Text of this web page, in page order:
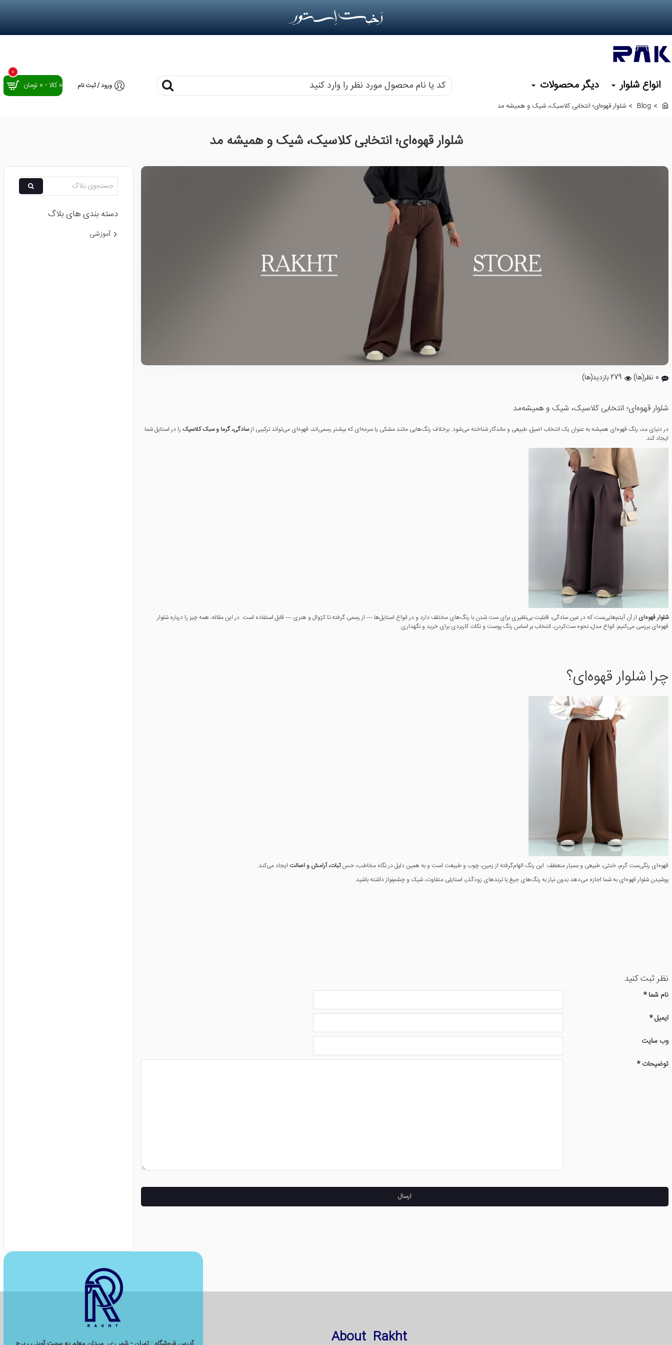
انواع شلوار دیگر محصولات
کد
مورد
نظر
وارد
ورود / ثبت نام 0 کالا - 0 تومان
0
شلوار قهوه‌ای؛ انتخابی کلاسیک، شیک و همیشه‌ مد
h
Blog شلوار قهوه‌ای؛ انتخابی کلاسیک، شیک و همیشه‌ مد
0 نظر(ها) 279 بازدید(ها)
شلوار قهوه‌ای؛ انتخابی کلاسیک، شیک و همیشه‌مد
در دنیای مد، رنگ قهوه‌ای همیشه به عنوان یک انتخاب اصیل، طبیعی و ماندگار شناخته می‌شود. برخلاف رنگ‌هایی مانند مشکی یا سرمه‌ای که بیشتر رسمی‌اند، قهوه‌ای می‌تواند ترکیبی ازسادگی، گرما و سبک کلاسیک را در استایل شما
ایجاد کند.
شلوار قهوه‌ای از آن آیتم‌هایی‌ست که در عین سادگی، قابلیت بی‌نظیری برای ست شدن با رنگ‌های مختلف دارد و در انواع استایل‌ها — از رسمی گرفته تا کژوال و هنری — قابل استفاده است. در این مقاله، همه چیز را درباره شلوار
قهوه‌ای بررسی می‌کنیم: انواع مدل، نحوه ست‌کردن، انتخاب بر اساس رنگ پوست و نکات کاربردی برای خرید و نگهداری.
چرا شلوار قهوه‌ای؟
قهوه‌ای رنگی‌ست گرم، خنثی، طبیعی و بسیار منعطف. این رنگ الهام‌گرفته از زمین، چوب و طبیعت است و به همین دلیل در نگاه مخاطب، حسثبات، آرامش و اصالت ایجاد می‌کند.
پوشیدن شلوار قهوه‌ای به شما اجازه می‌دهد بدون نیاز به رنگ‌های جیغ یا ترندهای زودگذر، استایلی متفاوت، شیک و چشم‌نواز داشته باشید.
نظر ثبت کنید
نام شما
ایمیل
وب سایت
توضیحات
ارسال
دسته بندی های بلاگ
آموزشی
About Rakht